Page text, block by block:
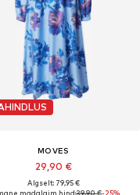
MOVES
29,90 €
Algselt: 79,95 €
madalaim hind:39,90 €-25%